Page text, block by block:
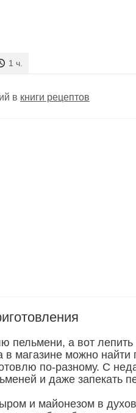
1 ч.
в книги рецептов
пельмени, а вот
в магазине можно
по-разному. С
и даже запекать
и майонезом в